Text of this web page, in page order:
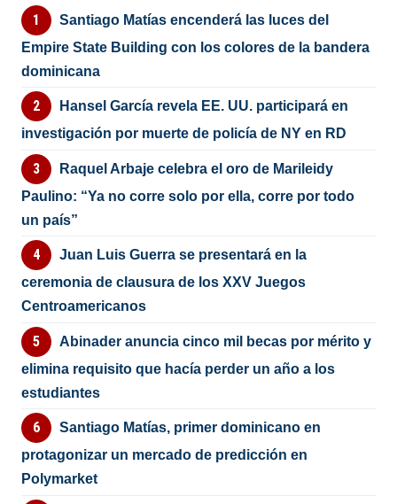
Santiago Matías encenderá las luces del
Empire State Building con los colores de la bandera
dominicana
Hansel García revela EE. UU. participará en
investigación por muerte de policía de NY en RD
Raquel Arbaje celebra el oro de Marileidy
Paulino: “Ya no corre solo por ella, corre por todo
un país”
Juan Luis Guerra se presentará en la
ceremonia de clausura de los XXV Juegos
Centroamericanos
Abinader anuncia cinco mil becas por mérito y
elimina requisito que hacía perder un año a los
estudiantes
Santiago Matías, primer dominicano en
protagonizar un mercado de predicción en
Polymarket